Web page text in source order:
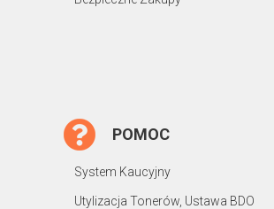
POMOC
System Kaucyjny
Utylizacja Tonerów, Ustawa BDO